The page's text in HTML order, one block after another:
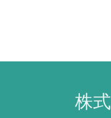
株